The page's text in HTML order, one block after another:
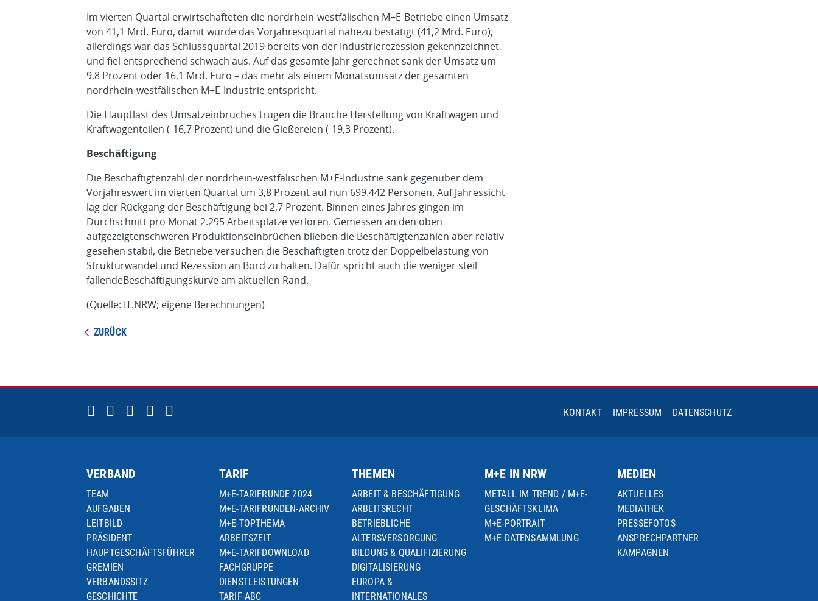
Im vierten Quartal erwirtschafteten die nordrhein-westfälischen M+E-Betriebe einen Umsatz
von 41,1 Mrd. Euro, damit wurde das Vorjahresquartal nahezu bestätigt (41,2 Mrd. Euro),
allerdings war das Schlussquartal 2019 bereits von der Industrierezession gekennzeichnet
und fiel entsprechend schwach aus. Auf das gesamte Jahr gerechnet sank der Umsatz um
9,8 Prozent oder 16,1 Mrd. Euro – das mehr als einem Monatsumsatz der gesamten
nordrhein-westfälischen M+E-Industrie entspricht.
Die Hauptlast des Umsatzeinbruches trugen die Branche Herstellung von Kraftwagen und
Kraftwagenteilen (-16,7 Prozent) und die Gießereien (-19,3 Prozent).
Beschäftigung
Die Beschäftigtenzahl der nordrhein-westfälischen M+E-Industrie sank gegenüber dem
Vorjahreswert im vierten Quartal um 3,8 Prozent auf nun 699.442 Personen. Auf Jahressicht
lag der Rückgang der Beschäftigung bei 2,7 Prozent. Binnen eines Jahres gingen im
Durchschnitt pro Monat 2.295 Arbeitsplätze verloren. Gemessen an den oben
aufgezeigtenschweren Produktionseinbrüchen blieben die Beschäftigtenzahlen aber relativ
gesehen stabil, die Betriebe versuchen die Beschäftigten trotz der Doppelbelastung von
Strukturwandel und Rezession an Bord zu halten. Dafür spricht auch die weniger steil
fallendeBeschäftigungskurve am aktuellen Rand.
(Quelle: IT.NRW; eigene Berechnungen)
ZURÜCK
KONTAKT IMPRESSUM DATENSCHUTZ
VERBAND
TEAM
AUFGABEN
LEITBILD
PRÄSIDENT
HAUPTGESCHÄFTSFÜHRER
GREMIEN
VERBANDSSITZ
GESCHICHTE
TARIF
M+E-TARIFRUNDE 2024
M+E-TARIFRUNDEN-ARCHIV
M+E-TOPTHEMA
ARBEITSZEIT
M+E-TARIFDOWNLOAD
FACHGRUPPE
DIENSTLEISTUNGEN
TARIF-ABC
THEMEN
ARBEIT & BESCHÄFTIGUNG
ARBEITSRECHT
BETRIEBLICHE
ALTERSVERSORGUNG
BILDUNG & QUALIFIZIERUNG
DIGITALISIERUNG
EUROPA &
INTERNATIONALES
M+E IN NRW
METALL IM TREND / M+E-
GESCHÄFTSKLIMA
M+E-PORTRAIT
M+E DATENSAMMLUNG
MEDIEN
AKTUELLES
MEDIATHEK
PRESSEFOTOS
ANSPRECHPARTNER
KAMPAGNEN